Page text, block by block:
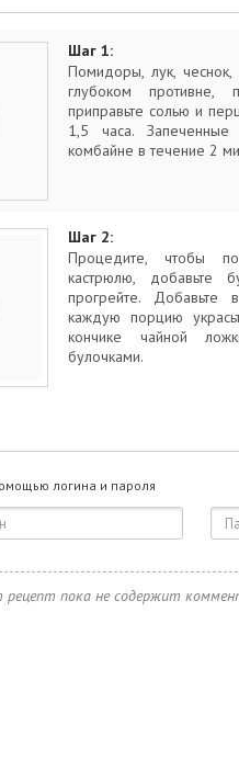
Шаг 1:
Помидоры, лук,
глубоком
приправьте солью и
1,5 часа.
комбайне в течение 2
Шаг 2:
Процедите, чтобы
кастрюлю, добавьте
прогрейте.
каждую порцию
кончике чайной
булочками.
логина и пароля
пока не содержит